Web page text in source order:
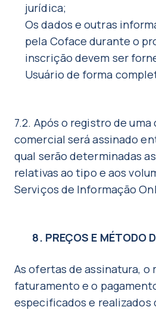
jurídica;
Os dados e outras
pela Coface durante o
inscrição devem ser
Usuário de forma
7.2. Após o registro de
comercial será assinado
qual serão determinadas
relativas ao tipo e aos
Serviços de Informação
8. PREÇOS E MÉTODO
As ofertas de assinatura, o
faturamento e o
especificados e realizados